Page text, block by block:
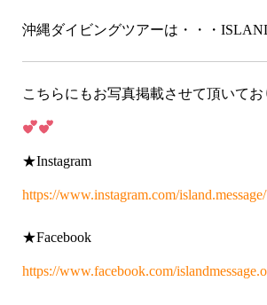
沖縄ダイビングツアーは・・・
こちらにもお写真掲載させて頂いてお
★Instagram
https://www.instagram.com/
★Facebook
https://www.facebook.com/